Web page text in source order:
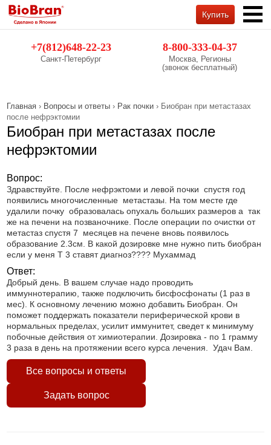
+7(812)648-22-23
Санкт-Петербург
8-800-333-04-37
Москва, Регионы
(звонок бесплатный)
Купить
Главная › Вопросы и ответы › Рак почки › Биобран при метастазах
после нефрэктомии
Биобран при метастазах после
нефрэктомии
Вопрос:
Здравствуйте. После нефрэктоми и левой почки спустя год
появились многочисленные метастазы. На том месте где
удалили почку образовалась опухаль больших размеров а так
же на печени на позваночнике. После операции по очистки от
метастаз спустя 7 месяцев на печене вновь появилось
образование 2.3см. В какой дозировке мне нужно пить биобран
если у меня Т 3 ставят диагноз???? Мухаммад
Ответ:
Добрый день. В вашем случае надо проводить
иммуннотерапию, также подключить бисфосфонаты (1 раз в
мес). К основному лечению можно добавить Биобран. Он
поможет поддержать показатели периферической крови в
нормальных пределах, усилит иммунитет, сведет к минимуму
побочные действия от химиотерапии. Дозировка - по 1 грамму
3 раза в день на протяжении всего курса лечения. Удач Вам.
Все вопросы и ответы
Задать вопрос